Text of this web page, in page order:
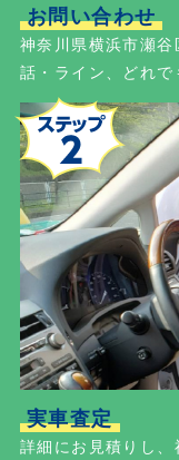
お問い合わせ
神奈川県横浜市瀬
話・ライン、どれで
実車査定
詳細にお見積りし